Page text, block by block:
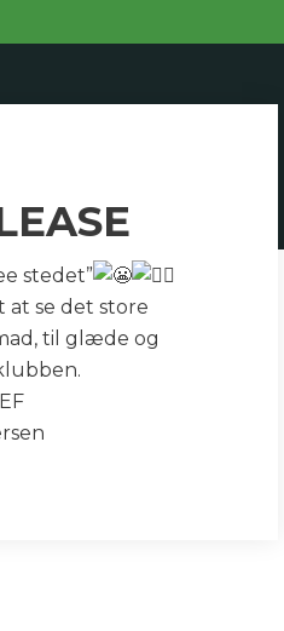
stedet”
at se det store
til glæde og